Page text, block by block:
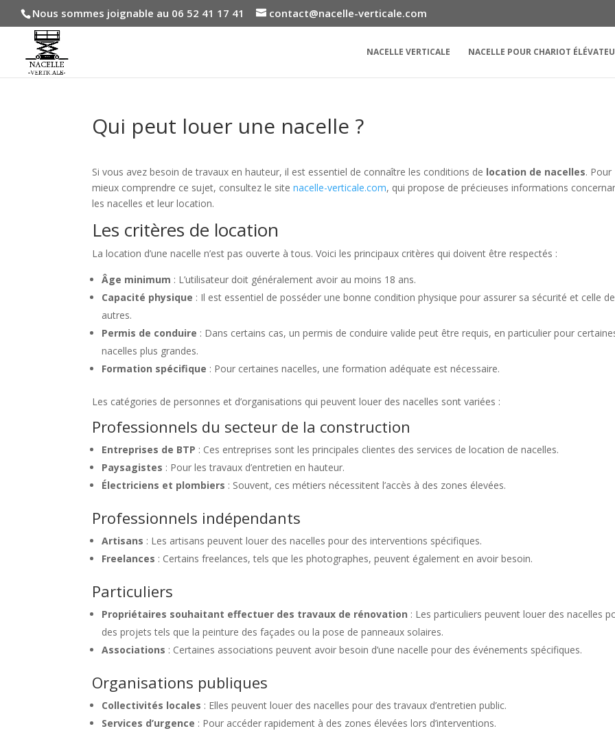
Nous sommes joignable au 06 52 41 17 41 contact@nacelle-verticale.com
NACELLE VERTICALE NACELLE POUR CHARIOT
Qui peut louer une nacelle ?
Si vous avez besoin de travaux en hauteur, il est essentiel de connaître les conditions de location de nacelles. Pour
mieux comprendre ce sujet, consultez le sitenacelle-verticale.com, qui propose de précieuses informations
les nacelles et leur location.
Les critères de location
La location d’une nacelle n’est pas ouverte à tous. Voici les principaux critères qui doivent être respectés :
Âge minimum : L’utilisateur doit généralement avoir au moins 18 ans.
Capacité physique : Il est essentiel de posséder une bonne condition physique pour assurer sa sécurité et celle
autres.
Permis de conduire : Dans certains cas, un permis de conduire valide peut être requis, en particulier pour
nacelles plus grandes.
Formation spécifique : Pour certaines nacelles, une formation adéquate est nécessaire.
Les catégories de personnes et d’organisations qui peuvent louer des nacelles sont variées :
Professionnels du secteur de la construction
Entreprises de BTP : Ces entreprises sont les principales clientes des services de location de nacelles.
Paysagistes : Pour les travaux d’entretien en hauteur.
Électriciens et plombiers : Souvent, ces métiers nécessitent l’accès à des zones élevées.
Professionnels indépendants
Artisans : Les artisans peuvent louer des nacelles pour des interventions spécifiques.
Freelances : Certains freelances, tels que les photographes, peuvent également en avoir besoin.
Particuliers
Propriétaires souhaitant effectuer des travaux de rénovation : Les particuliers peuvent louer des nacelles
des projets tels que la peinture des façades ou la pose de panneaux solaires.
Associations : Certaines associations peuvent avoir besoin d’une nacelle pour des événements spécifiques.
Organisations publiques
Collectivités locales : Elles peuvent louer des nacelles pour des travaux d’entretien public.
Services d’urgence : Pour accéder rapidement à des zones élevées lors d’interventions.